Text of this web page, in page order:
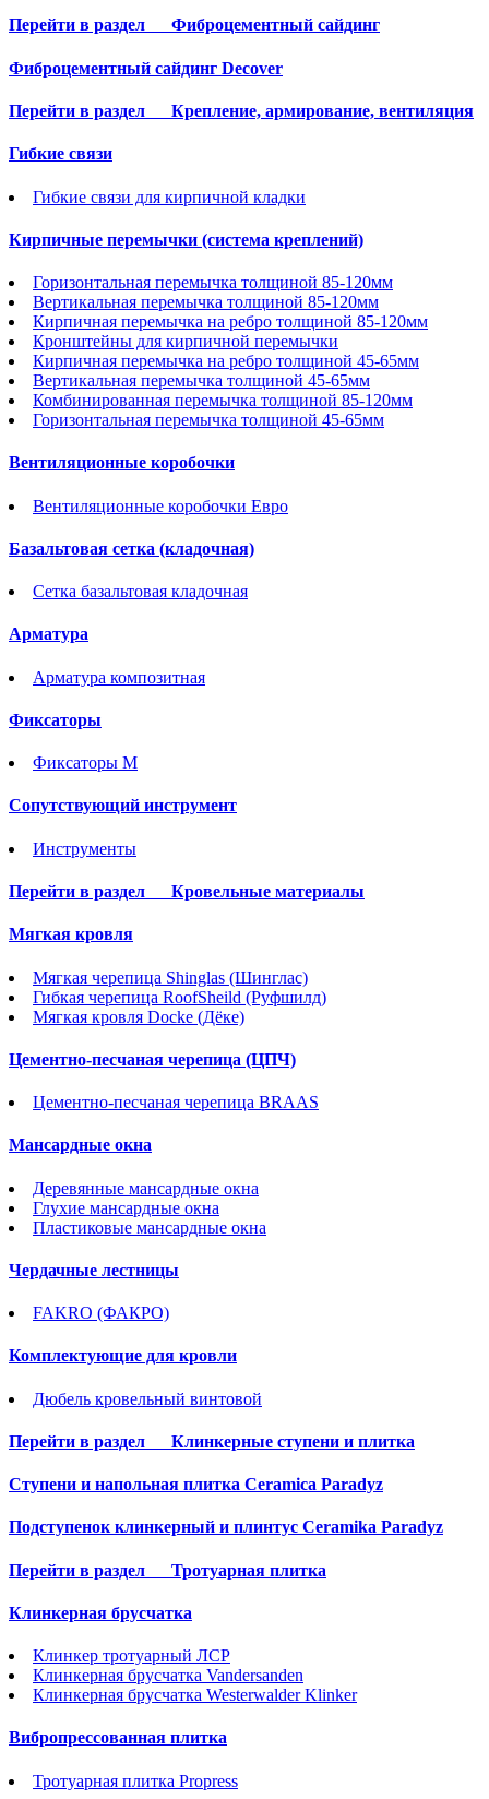
Перейти в раздел Фиброцементный сайдинг
Фиброцементный сайдинг Decover
Перейти в раздел Крепление, армирование, вентиляция
Гибкие связи
Гибкие связи для кирпичной кладки
Кирпичные перемычки (система креплений)
Горизонтальная перемычка толщиной 85-120мм
Вертикальная перемычка толщиной 85-120мм
Кирпичная перемычка на ребро толщиной 85-120мм
Кронштейны для кирпичной перемычки
Кирпичная перемычка на ребро толщиной 45-65мм
Вертикальная перемычка толщиной 45-65мм
Комбинированная перемычка толщиной 85-120мм
Горизонтальная перемычка толщиной 45-65мм
Вентиляционные коробочки
Вентиляционные коробочки Евро
Базальтовая сетка (кладочная)
Сетка базальтовая кладочная
Арматура
Арматура композитная
Фиксаторы
Фиксаторы М
Сопутствующий инструмент
Инструменты
Перейти в раздел Кровельные материалы
Мягкая кровля
Мягкая черепица Shinglas (Шинглас)
Гибкая черепица RoofSheild (Руфшилд)
Мягкая кровля Docke (Дёке)
Цементно-песчаная черепица (ЦПЧ)
Цементно-песчаная черепица BRAAS
Мансардные окна
Деревянные мансардные окна
Глухие мансардные окна
Пластиковые мансардные окна
Чердачные лестницы
FAKRO (ФАКРО)
Комплектующие для кровли
Дюбель кровельный винтовой
Перейти в раздел Клинкерные ступени и плитка
Cтупени и напольная плитка Ceramica Paradyz
Подступенок клинкерный и плинтус Ceramika Paradyz
Перейти в раздел Тротуарная плитка
Клинкерная брусчатка
Клинкер тротуарный ЛСР
Клинкерная брусчатка Vandersanden
Клинкерная брусчатка Westerwalder Klinker
Вибропрессованная плитка
Тротуарная плитка Propress